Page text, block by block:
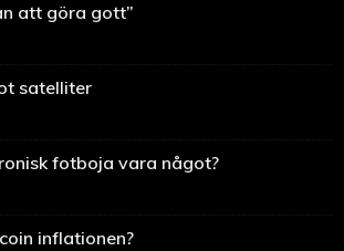
att göra gott”
satelliter
fotboja vara något?
inflationen?